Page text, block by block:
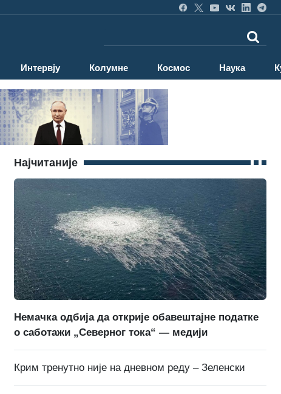
Интервју Колумне Космос Наука
Најчитаније
Немачка одбија да открије обавештајне податке
о саботажи „Северног тока“ — медији
Крим тренутно није на дневном реду – Зеленски